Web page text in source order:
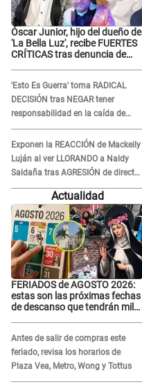
Óscar Junior, hijo del dueño de
'La Bella Luz', recibe FUERTES
CRÍTICAS tras denuncia de
'Esto Es Guerra' toma RADICAL
DECISIÓN tras NEGAR tener
responsabilidad en la caída de
Kevin Díaz desde 8 metros de
altura
Exponen la REACCIÓN de Mackeily
Luján al ver LLORANDO a Naldy
Saldaña tras AGRESIÓN de director
de 'La Bella Luz': Esto hizo
Actualidad
FERIADOS de AGOSTO 2026:
estas son las próximas fechas
de descanso que tendrán miles
Antes de salir de compras este
feriado, revisa los horarios de
Plaza Vea, Metro, Wong y Tottus